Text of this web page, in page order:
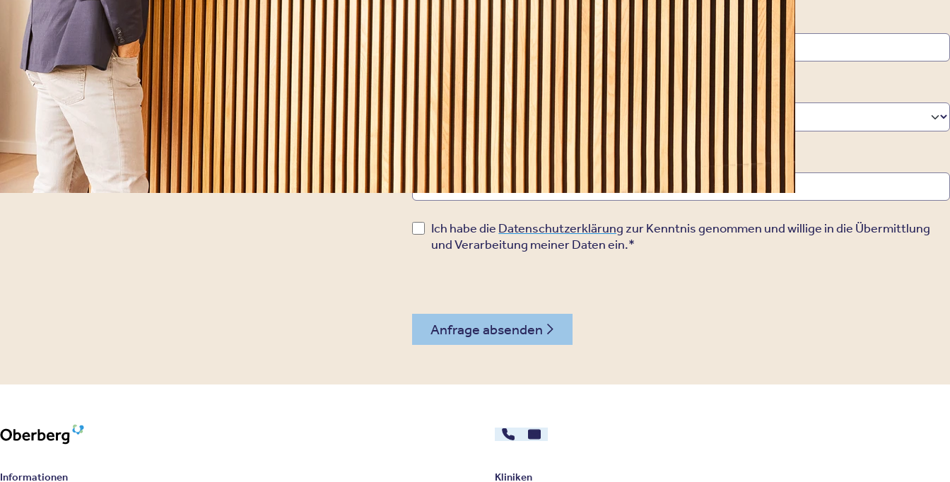
E-Mail Adresse
Versicherungsart
Telefonnummer (für Rückruf)
Ich habe die Datenschutzerklärung zur Kenntnis genommen und willige in die Übermittlung
und Verarbeitung meiner Daten ein.*
Anfrage absenden
030 - 26478607
Kontakt
Informationen Kliniken